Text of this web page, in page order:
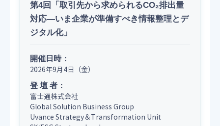
第4回「取引先から求められるCO₂排出量
対応―いま企業が準備すべき情報整理とデ
ジタル化」
開催日時：
2026年9月4日（金）
登 壇 者：
富士通株式会社
Global Solution Business Group
Uvance Strategy＆Transformation Unit